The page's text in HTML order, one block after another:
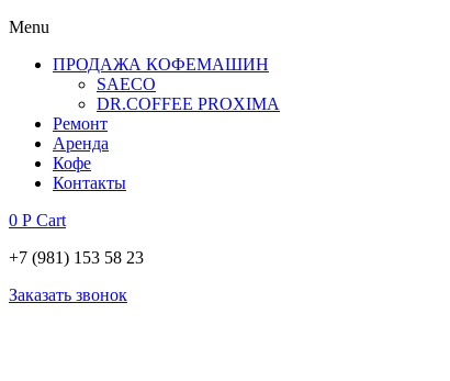
Menu
ПРОДАЖА КОФЕМАШИН
SAECO
DR.COFFEE PROXIMA
Ремонт
Аренда
Кофе
Контакты
0 Р Cart
+7 (981) 153 58 23
Заказать звонок